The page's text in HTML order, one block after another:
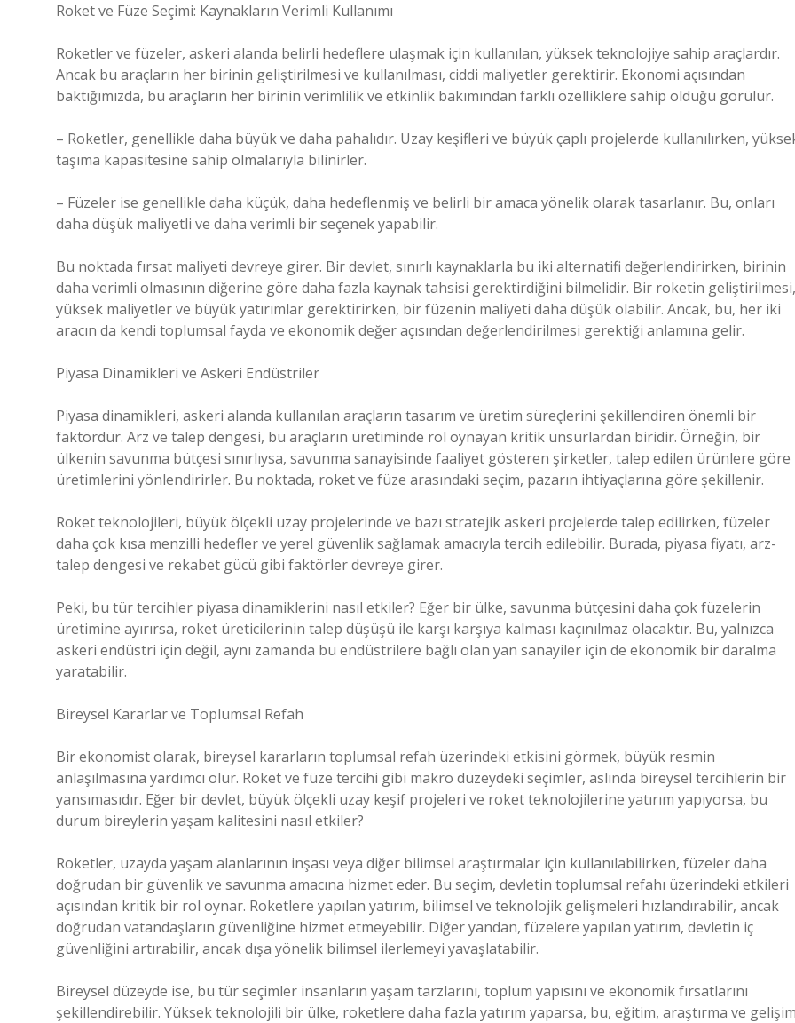
Roket ve Füze Seçimi: Kaynakların Verimli Kullanımı
Roketler ve füzeler, askeri alanda belirli hedeflere ulaşmak için kullanılan, yüksek teknolojiye sahip araçlardır.
Ancak bu araçların her birinin geliştirilmesi ve kullanılması, ciddi maliyetler gerektirir. Ekonomi açısından
baktığımızda, bu araçların her birinin verimlilik ve etkinlik bakımından farklı özelliklere sahip olduğu görülür.
– Roketler, genellikle daha büyük ve daha pahalıdır. Uzay keşifleri ve büyük çaplı projelerde kullanılırken,
taşıma kapasitesine sahip olmalarıyla bilinirler.
– Füzeler ise genellikle daha küçük, daha hedeflenmiş ve belirli bir amaca yönelik olarak tasarlanır. Bu, onları
daha düşük maliyetli ve daha verimli bir seçenek yapabilir.
Bu noktada fırsat maliyeti devreye girer. Bir devlet, sınırlı kaynaklarla bu iki alternatifi değerlendirirken, birinin
daha verimli olmasının diğerine göre daha fazla kaynak tahsisi gerektirdiğini bilmelidir. Bir roketin geliştirilmesi,
yüksek maliyetler ve büyük yatırımlar gerektirirken, bir füzenin maliyeti daha düşük olabilir. Ancak, bu, her iki
aracın da kendi toplumsal fayda ve ekonomik değer açısından değerlendirilmesi gerektiği anlamına gelir.
Piyasa Dinamikleri ve Askeri Endüstriler
Piyasa dinamikleri, askeri alanda kullanılan araçların tasarım ve üretim süreçlerini şekillendiren önemli bir
faktördür. Arz ve talep dengesi, bu araçların üretiminde rol oynayan kritik unsurlardan biridir. Örneğin, bir
ülkenin savunma bütçesi sınırlıysa, savunma sanayisinde faaliyet gösteren şirketler, talep edilen ürünlere göre
üretimlerini yönlendirirler. Bu noktada, roket ve füze arasındaki seçim, pazarın ihtiyaçlarına göre şekillenir.
Roket teknolojileri, büyük ölçekli uzay projelerinde ve bazı stratejik askeri projelerde talep edilirken, füzeler
daha çok kısa menzilli hedefler ve yerel güvenlik sağlamak amacıyla tercih edilebilir. Burada, piyasa fiyatı, arz-
talep dengesi ve rekabet gücü gibi faktörler devreye girer.
Peki, bu tür tercihler piyasa dinamiklerini nasıl etkiler? Eğer bir ülke, savunma bütçesini daha çok füzelerin
üretimine ayırırsa, roket üreticilerinin talep düşüşü ile karşı karşıya kalması kaçınılmaz olacaktır. Bu, yalnızca
askeri endüstri için değil, aynı zamanda bu endüstrilere bağlı olan yan sanayiler için de ekonomik bir daralma
yaratabilir.
Bireysel Kararlar ve Toplumsal Refah
Bir ekonomist olarak, bireysel kararların toplumsal refah üzerindeki etkisini görmek, büyük resmin
anlaşılmasına yardımcı olur. Roket ve füze tercihi gibi makro düzeydeki seçimler, aslında bireysel tercihlerin bir
yansımasıdır. Eğer bir devlet, büyük ölçekli uzay keşif projeleri ve roket teknolojilerine yatırım yapıyorsa, bu
durum bireylerin yaşam kalitesini nasıl etkiler?
Roketler, uzayda yaşam alanlarının inşası veya diğer bilimsel araştırmalar için kullanılabilirken, füzeler daha
doğrudan bir güvenlik ve savunma amacına hizmet eder. Bu seçim, devletin toplumsal refahı üzerindeki etkileri
açısından kritik bir rol oynar. Roketlere yapılan yatırım, bilimsel ve teknolojik gelişmeleri hızlandırabilir, ancak
doğrudan vatandaşların güvenliğine hizmet etmeyebilir. Diğer yandan, füzelere yapılan yatırım, devletin iç
güvenliğini artırabilir, ancak dışa yönelik bilimsel ilerlemeyi yavaşlatabilir.
Bireysel düzeyde ise, bu tür seçimler insanların yaşam tarzlarını, toplum yapısını ve ekonomik fırsatlarını
şekillendirebilir. Yüksek teknolojili bir ülke, roketlere daha fazla yatırım yaparsa, bu, eğitim, araştırma ve